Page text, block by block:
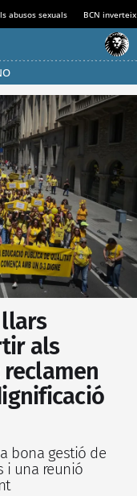
abusos sexuals BCN
llars
als
bona gestió de
i una reunió